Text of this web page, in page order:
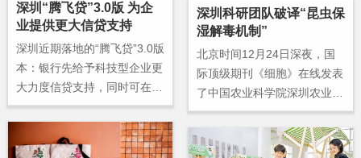
更安全、更便捷的智能驾驶出
行体验。
碳排放区试点验收的项目。
深圳“腾飞贷”3.0版 为企
业提供更大信贷支持
深圳近期落地的“腾飞贷”3.0版
本：银行先给予科技型企业更
大力度信贷支持，同时可在未
来分享企业超额股权增值收
益，实现股贷闭环联动，助力
高成长期科技企业“腾飞”。
深圳科研团队破译“昆虫保
湿解毒机制”
北京时间12月24日深夜，国
际顶级期刊《细胞》在线发表
了中国农业科学院深圳农业基
因组研究所（岭南现代农业科
学与技术广东省实验室深圳分
中心）杨青教授团队的最新研